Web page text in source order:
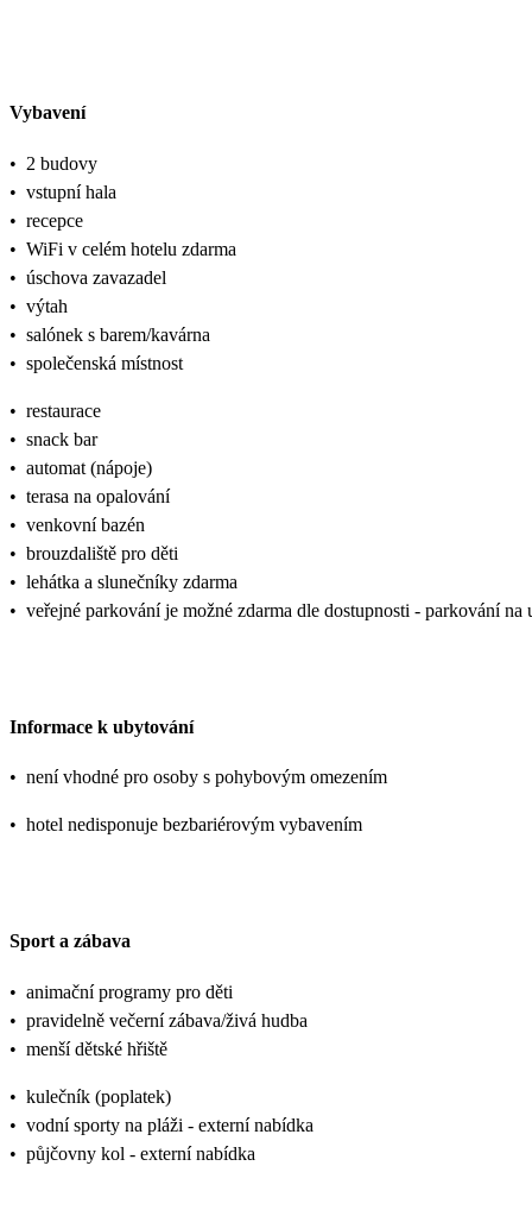
Vybavení
• 2 budovy
• vstupní hala
• recepce
• WiFi v celém hotelu zdarma
• úschova zavazadel
• výtah
• salónek s barem/kavárna
• společenská místnost
• restaurace
• snack bar
• automat (nápoje)
• terasa na opalování
• venkovní bazén
• brouzdaliště pro děti
• lehátka a slunečníky zdarma
• veřejné parkování je možné zdarma dle dostupnosti - parkování na
Informace k ubytování
• není vhodné pro osoby s pohybovým omezením
• hotel nedisponuje bezbariérovým vybavením
Sport a zábava
• animační programy pro děti
• pravidelně večerní zábava/živá hudba
• menší dětské hřiště
• kulečník (poplatek)
• vodní sporty na pláži - externí nabídka
• půjčovny kol - externí nabídka